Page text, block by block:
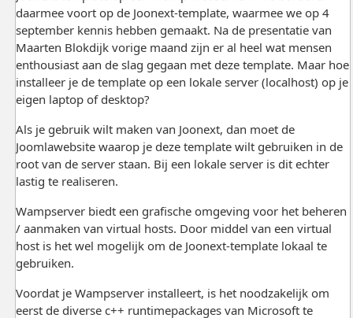
daarmee voort op de Joonext-template, waarmee we op 4
september kennis hebben gemaakt. Na de presentatie van
Maarten Blokdijk vorige maand zijn er al heel wat mensen
enthousiast aan de slag gegaan met deze template. Maar hoe
installeer je de template op een lokale server (localhost) op je
eigen laptop of desktop?
Als je gebruik wilt maken van Joonext, dan moet de
Joomlawebsite waarop je deze template wilt gebruiken in de
root van de server staan. Bij een lokale server is dit echter
lastig te realiseren.
Wampserver biedt een grafische omgeving voor het beheren
/ aanmaken van virtual hosts. Door middel van een virtual
host is het wel mogelijk om de Joonext-template lokaal te
gebruiken.
Voordat je Wampserver installeert, is het noodzakelijk om
eerst de diverse c++ runtimepackages van Microsoft te